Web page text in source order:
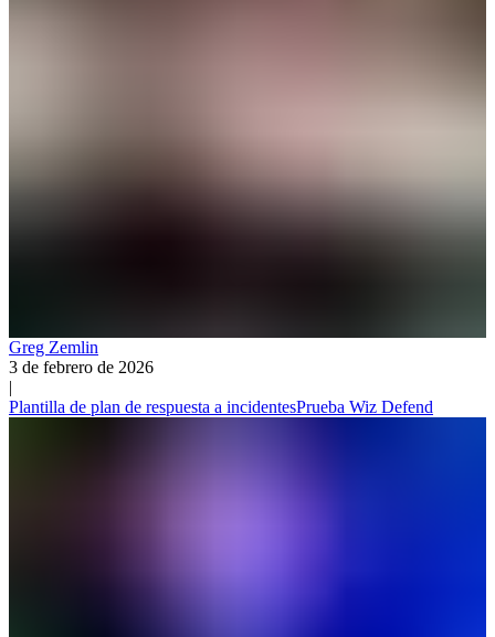
Greg Zemlin
3 de febrero de 2026
|
Plantilla de plan de respuesta a incidentesPrueba Wiz Defend